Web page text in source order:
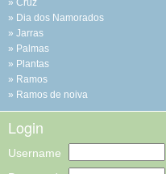
Cruz
Dia dos Namorados
Jarras
Palmas
Plantas
Ramos
Ramos de noiva
Login
Username